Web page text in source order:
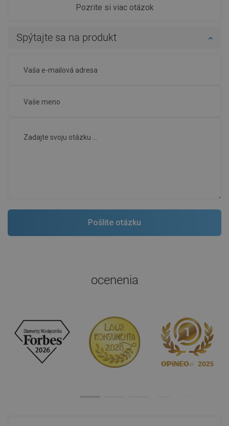
Pozrite si viac otázok
Spýtajte sa na produkt
ocenenia